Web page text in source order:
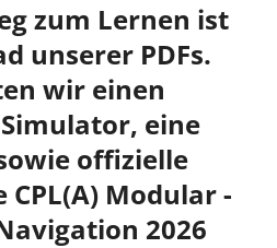
zum Lernen ist
unserer PDFs.
wir einen
eine
offizielle
Modular -
2026